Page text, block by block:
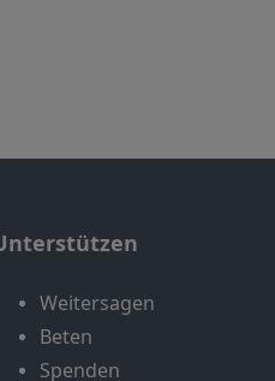
Weitersagen
Beten
Spenden